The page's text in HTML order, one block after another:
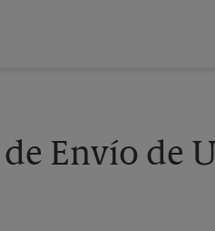
Envío de